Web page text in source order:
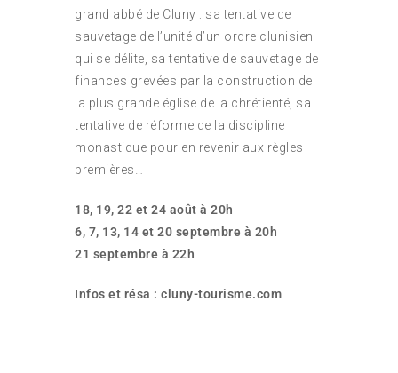
grand abbé de Cluny : sa tentative de
sauvetage de l’unité d’un ordre clunisien
qui se délite, sa tentative de sauvetage de
finances grevées par la construction de
la plus grande église de la chrétienté, sa
tentative de réforme de la discipline
monastique pour en revenir aux règles
premières…
18, 19, 22 et 24 août à 20h
6, 7, 13, 14 et 20 septembre à 20h
21 septembre à 22h
Infos et résa : cluny-tourisme.com